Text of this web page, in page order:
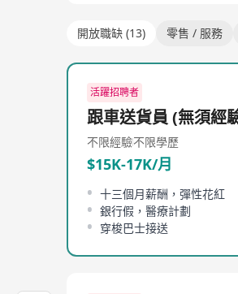
開放職缺 (13) 零售 / 服務
活躍招聘者
跟車送貨員 (無須經
不限經驗不限學歷
$15K-17K/月
十三個月薪酬，彈性花紅
銀行假，醫療計劃
穿梭巴士接送